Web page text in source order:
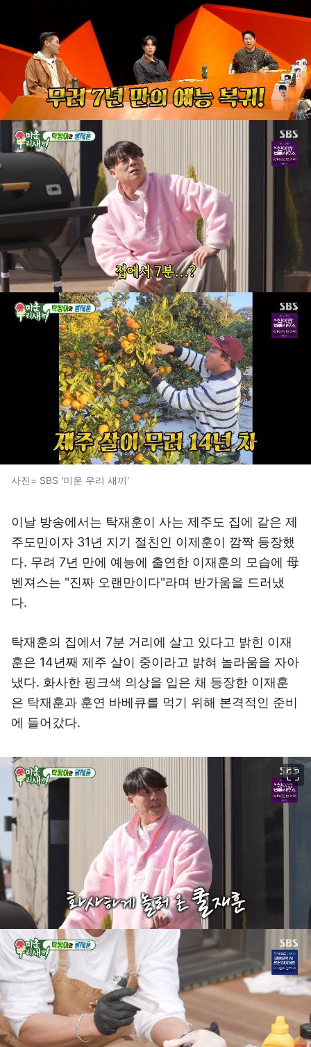
사진= SBS '미운 우리 새끼'
이날 방송에서는 탁재훈이 사는 제주도 집에 같은 제
주도민이자 31년 지기 절친인 이제훈이 깜짝 등장했
다. 무려 7년 만에 예능에 출연한 이재훈의 모습에 母
벤져스는 "진짜 오랜만이다"라며 반가움을 드러냈
다.
탁재훈의 집에서 7분 거리에 살고 있다고 밝힌 이재
훈은 14년째 제주 살이 중이라고 밝혀 놀라움을 자아
냈다. 화사한 핑크색 의상을 입은 채 등장한 이재훈
은 탁재훈과 훈연 바베큐를 먹기 위해 본격적인 준비
에 들어갔다.